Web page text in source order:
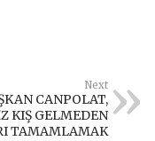
Next
CANPOLAT,
KIŞ GELMEDEN
TAMAMLAMAK